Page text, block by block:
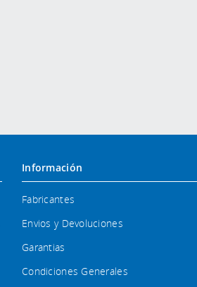
Información
Fabricantes
Envios y Devoluciones
Garantias
Condiciones Generales